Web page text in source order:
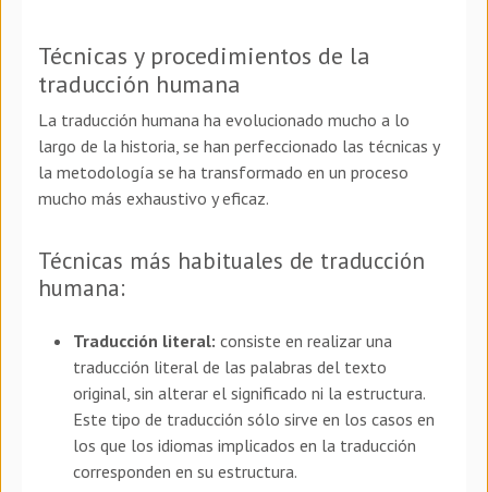
Técnicas y procedimientos de la
traducción humana
La traducción humana ha evolucionado mucho a lo
largo de la historia, se han perfeccionado las técnicas y
la metodología se ha transformado en un proceso
mucho más exhaustivo y eficaz.
Técnicas más habituales de traducción
humana:
Traducción literal: consiste en realizar una
traducción literal de las palabras del texto
original, sin alterar el significado ni la estructura.
Este tipo de traducción sólo sirve en los casos en
los que los idiomas implicados en la traducción
corresponden en su estructura.